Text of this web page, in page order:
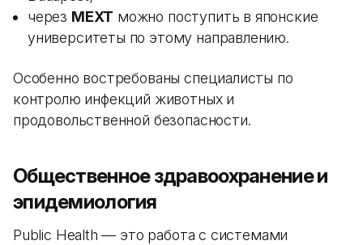
через MEXT можно поступить в японские
университеты по этому направлению.
Особенно востребованы специалисты по
контролю инфекций животных и
продовольственной безопасности.
Общественное здравоохранение и
эпидемиология
Public Health — это работа с системами